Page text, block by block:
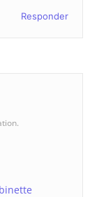
Responder